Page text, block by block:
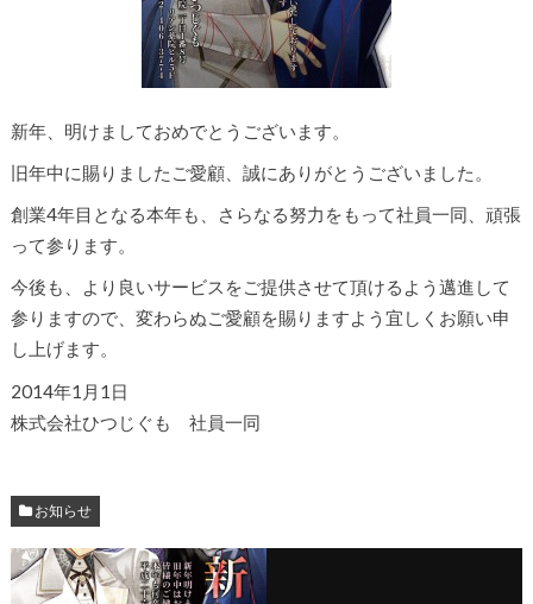
新年、明けましておめでとうございます。
旧年中に賜りましたご愛顧、誠にありがとうございました。
創業4年目となる本年も、さらなる努力をもって社員一同、頑張
って参ります。
今後も、より良いサービスをご提供させて頂けるよう邁進して
参りますので、変わらぬご愛顧を賜りますよう宜しくお願い申
し上げます。
2014年1月1日
株式会社ひつじぐも 社員一同
お知らせ